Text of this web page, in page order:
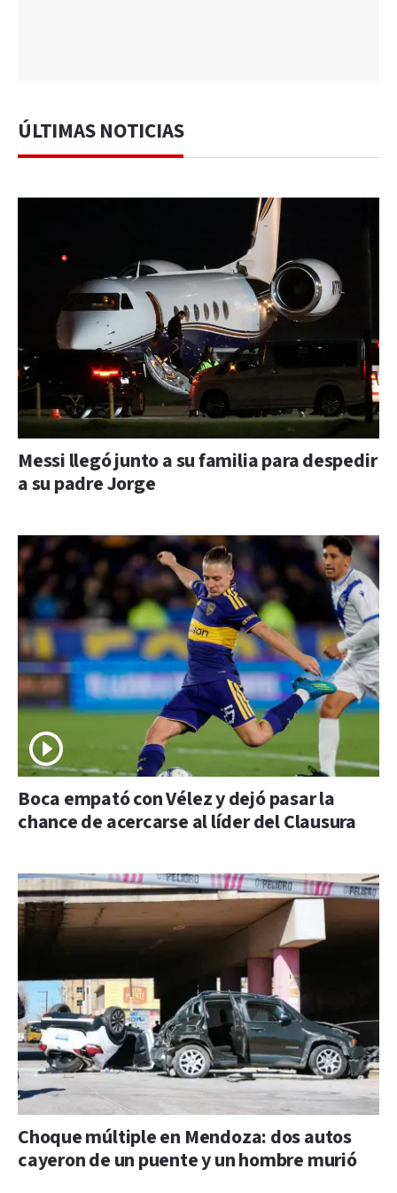
ÚLTIMAS NOTICIAS
Messi llegó junto a su familia para despedir
a su padre Jorge
Boca empató con Vélez y dejó pasar la
chance de acercarse al líder del Clausura
Choque múltiple en Mendoza: dos autos
cayeron de un puente y un hombre murió